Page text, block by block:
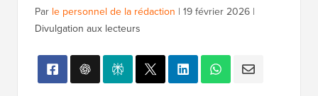
Par le personnel de la rédaction | 19 février 2026 |
Divulgation aux lecteurs